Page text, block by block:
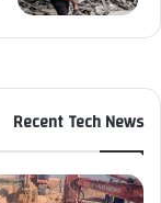
Recent Tech News